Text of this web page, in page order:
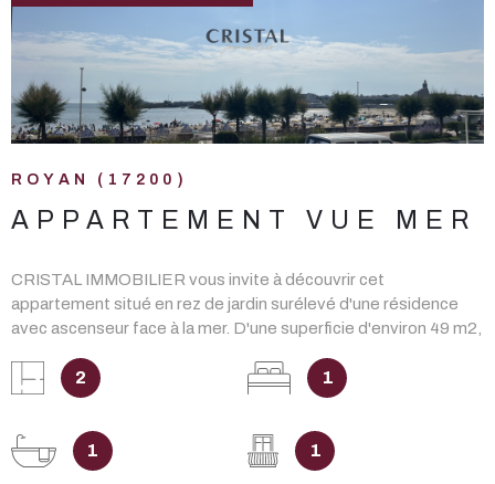
ROYAN (17200)
APPARTEMENT VUE MER
CRISTAL IMMOBILIER vous invite à découvrir cet
appartement situé en rez de jardin surélevé d'une résidence
avec ascenseur face à la mer. D'une superficie d'environ 49 m2,
pleine vue mer, une cuisine séparée, dégagement, une
chambre avec placards, wc indépendants et salle de bain. Une
honoraires 3,10 % à la charge de l'ACQUÉREUR. Les
informations sur les risques auxquels ce bien est exposé sont
2 1
1 1
VOIR LE BIEN